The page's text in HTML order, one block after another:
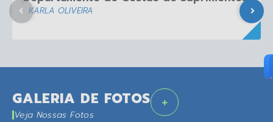
KARLA OLIVEIRA
GALERIA DE FOTOS
Veja Nossas Fotos